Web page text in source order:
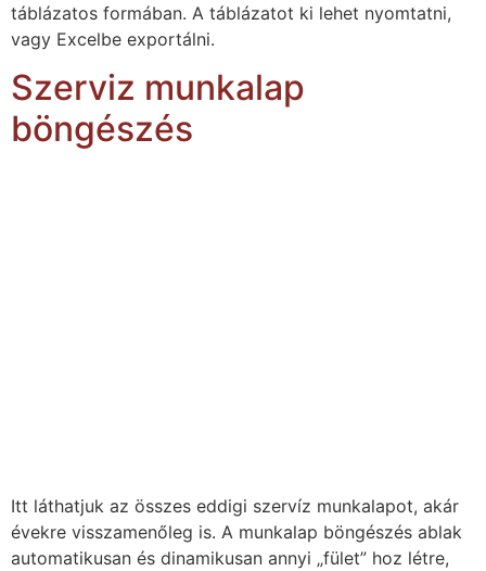
táblázatos formában. A táblázatot ki lehet nyomtatni,
vagy Excelbe exportálni.
Szerviz munkalap
böngészés
Itt láthatjuk az összes eddigi szervíz munkalapot, akár
évekre visszamenőleg is. A munkalap böngészés ablak
automatikusan és dinamikusan annyi „fület” hoz létre,